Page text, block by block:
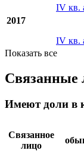
IV кв.
2017
IV кв.
Показать все
Связанные
Имеют доли в
Связанное
лицо